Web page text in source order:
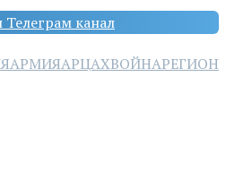
канал
АРМИЯАРЦАХВОЙНАРЕГИОН